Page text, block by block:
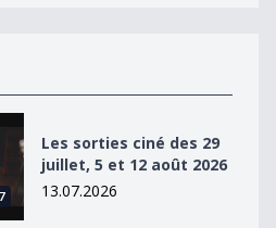
juillet, 5 et 12 août 2026
Les sorties ciné des 29
juillet, 5 et 12 août 2026
13.07.2026